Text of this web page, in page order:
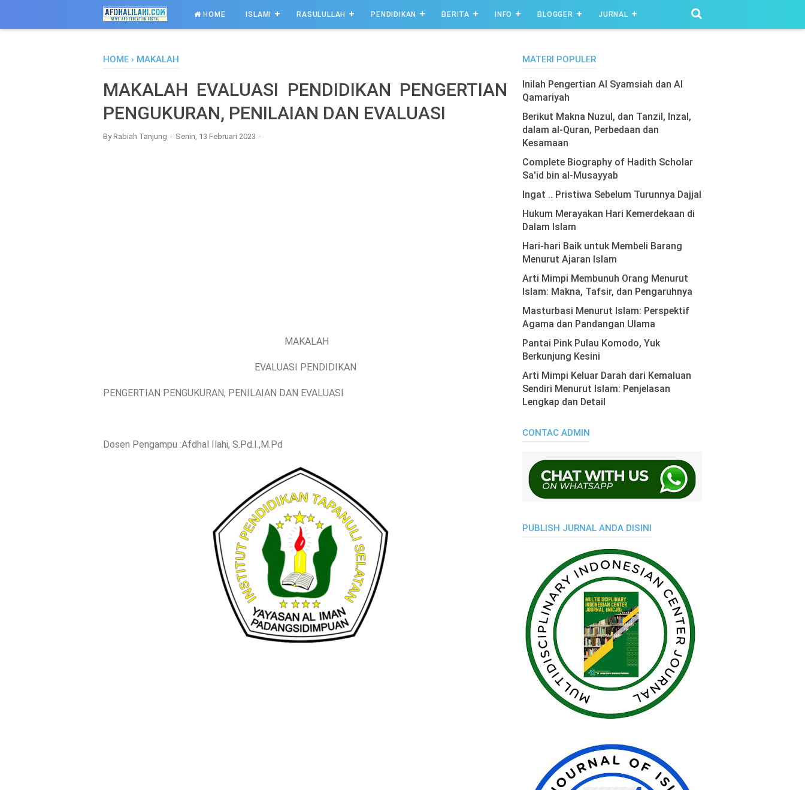
HOME ISLAMI RASULULLAH PENDIDIKAN BERITA INFO BLOGGER JURNAL
HOME › MAKALAH
MAKALAH EVALUASI PENDIDIKAN PENGERTIAN
PENGUKURAN, PENILAIAN DAN EVALUASI
ByRabiah Tanjung Senin, 13 Februari 2023
MAKALAH
EVALUASI PENDIDIKAN
PENGERTIAN PENGUKURAN, PENILAIAN DAN EVALUASI
Dosen Pengampu :Afdhal Ilahi, S.Pd.I.,M.Pd
MATERI POPULER
Inilah Pengertian Al Syamsiah dan Al
Qamariyah
Berikut Makna Nuzul, dan Tanzil, Inzal,
dalam al-Quran, Perbedaan dan
Kesamaan
Complete Biography of Hadith Scholar
Sa'id bin al-Musayyab
Ingat .. Pristiwa Sebelum Turunnya Dajjal
Hukum Merayakan Hari Kemerdekaan di
Dalam Islam
Hari-hari Baik untuk Membeli Barang
Menurut Ajaran Islam
Arti Mimpi Membunuh Orang Menurut
Islam: Makna, Tafsir, dan Pengaruhnya
Masturbasi Menurut Islam: Perspektif
Agama dan Pandangan Ulama
Pantai Pink Pulau Komodo, Yuk
Berkunjung Kesini
Arti Mimpi Keluar Darah dari Kemaluan
Sendiri Menurut Islam: Penjelasan
Lengkap dan Detail
CONTAC ADMIN
PUBLISH JURNAL ANDA DISINI